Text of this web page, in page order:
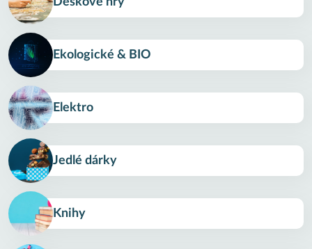
Ekologické & BIO
Elektro
Jedlé dárky
Knihy